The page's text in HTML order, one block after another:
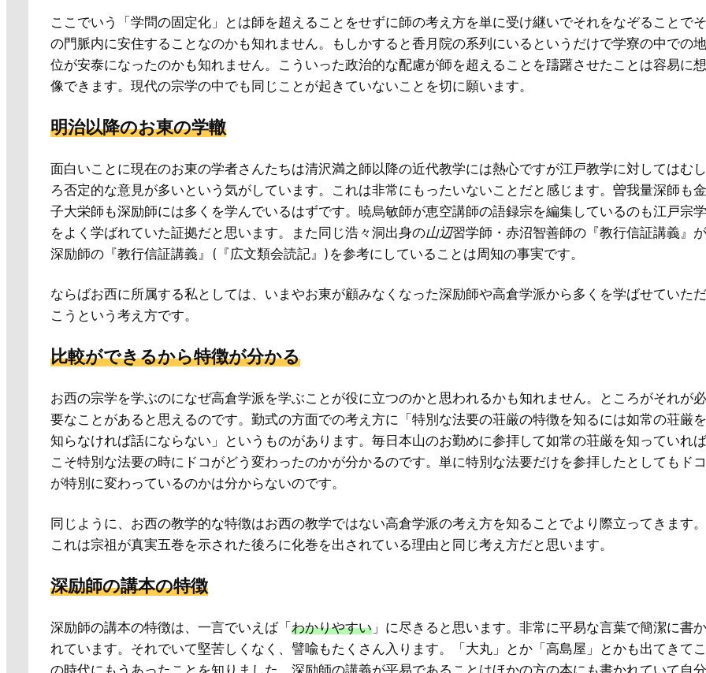
ここでいう「学問の固定化」とは師を超えることをせずに師の考え方を単に受け継いでそれをなぞることでそ
の門脈内に安住することなのかも知れません。もしかすると香月院の系列にいるというだけで学寮の中での地
位が安泰になったのかも知れません。こういった政治的な配慮が師を超えることを躊躇させたことは容易に想
像できます。現代の宗学の中でも同じことが起きていないことを切に願います。
明治以降のお東の学轍
面白いことに現在のお東の学者さんたちは清沢満之師以降の近代教学には熱心ですが江戸教学に対してはむし
ろ否定的な意見が多いという気がしています。これは非常にもったいないことだと感じます。曽我量深師も金
子大栄師も深励師には多くを学んでいるはずです。暁烏敏師が恵空講師の語録宗を編集しているのも江戸宗学
をよく学ばれていた証拠だと思います。また同じ浩々洞出身の山辺習学師・赤沼智善師の『教行信証講義』が
深励師の『教行信証講義』 (『広文類会読記』) を参考にしていることは周知の事実です。
ならばお西に所属する私としては、いまやお東が顧みなくなった深励師や高倉学派から多くを学ばせていただ
こうという考え方です。
比較ができるから特徴が分かる
お西の宗学を学ぶのになぜ高倉学派を学ぶことが役に立つのかと思われるかも知れません。ところがそれが必
要なことがあると思えるのです。勤式の方面での考え方に「特別な法要の荘厳の特徴を知るには如常の荘厳を
知らなければ話にならない」というものがあります。毎日本山のお勤めに参拝して如常の荘厳を知っていれば
こそ特別な法要の時にドコがどう変わったのかが分かるのです。単に特別な法要だけを参拝したとしてもドコ
が特別に変わっているのかは分からないのです。
同じように、お西の教学的な特徴はお西の教学ではない高倉学派の考え方を知ることでより際立ってきます。
これは宗祖が真実五巻を示された後ろに化巻を出されている理由と同じ考え方だと思います。
深励師の講本の特徴
深励師の講本の特徴は、一言でいえば「わかりやすい 」に尽きると思います。非常に平易な言葉で簡潔に書か
れています。それでいて堅苦しくなく、譬喩もたくさん入ります。「大丸」とか「高島屋」とかも出てきてこ
の時代にもうあったことを知りました。深励師の講義が平易であることはほかの方の本にも書かれていて自分